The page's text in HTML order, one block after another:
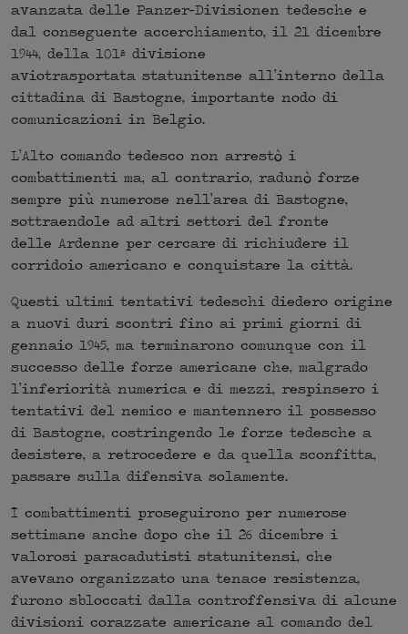
avanzata delle Panzer-Divisionen tedesche e
dal conseguente accerchiamento, il 21 dicembre
1944, della 101ª divisione
aviotrasportata statunitense all’interno della
cittadina di Bastogne, importante nodo di
comunicazioni in Belgio.
L’Alto comando tedesco non arrestò i
combattimenti ma, al contrario, radunò forze
sempre più numerose nell’area di Bastogne,
sottraendole ad altri settori del fronte
delle Ardenne per cercare di richiudere il
corridoio americano e conquistare la città.
Questi ultimi tentativi tedeschi diedero origine
a nuovi duri scontri fino ai primi giorni di
gennaio 1945, ma terminarono comunque con il
successo delle forze americane che, malgrado
l’inferiorità numerica e di mezzi, respinsero i
tentativi del nemico e mantennero il possesso
di Bastogne, costringendo le forze tedesche a
desistere, a retrocedere e da quella sconfitta,
passare sulla difensiva solamente.
I combattimenti proseguirono per numerose
settimane anche dopo che il 26 dicembre i
valorosi paracadutisti statunitensi, che
avevano organizzato una tenace resistenza,
furono sbloccati dalla controffensiva di alcune
divisioni corazzate americane al comando del